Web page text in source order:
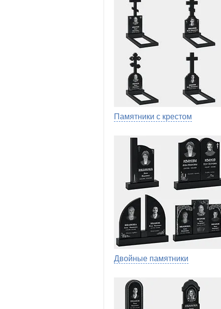
Памятники с крестом
Двойные памятники